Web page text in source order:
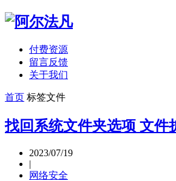
付费资源
留言反馈
关于我们
首页 标签文件
找回系统文件夹选项 文件
2023/07/19
|
网络安全